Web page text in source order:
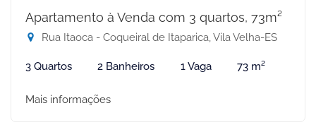
Apartamento à Venda com 3 quartos, 73m²
Rua Itaoca - Coqueiral de Itaparica, Vila Velha-ES
3 Quartos 2 Banheiros 1 Vaga 73 m²
Mais informações